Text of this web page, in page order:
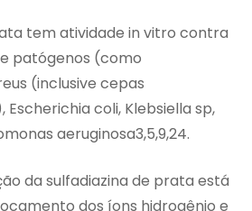
tem atividade in vitro contra
patógenos (como
(inclusive cepas
coli, Klebsiella sp,
aeruginosa3,5,9,24.
da sulfadiazina de prata está
dos íons hidrogênio e